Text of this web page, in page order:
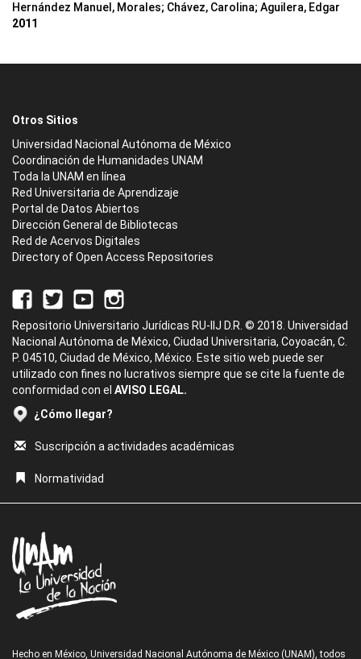
Hernández Manuel, Morales; Chávez, Carolina; Aguilera, Edgar
2011
Otros Sitios
Universidad Nacional Autónoma de México
Coordinación de Humanidades UNAM
Toda la UNAM en línea
Red Universitaria de Aprendizaje
Portal de Datos Abiertos
Dirección General de Bibliotecas
Red de Acervos Digitales
Directory of Open Access Repositories
Repositorio Universitario Jurídicas RU-IIJ D.R. © 2018. Universidad
Nacional Autónoma de México, Ciudad Universitaria, Coyoacán, C.
P. 04510, Ciudad de México, México. Este sitio web puede ser
utilizado con fines no lucrativos siempre que se cite la fuente de
conformidad con el AVISO LEGAL.
¿Cómo llegar?
Suscripción a actividades académicas
Normatividad
Hecho en México, Universidad Nacional Autónoma de México (UNAM), todos